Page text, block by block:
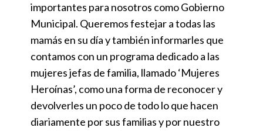
importantes para nosotros como Gobierno
Municipal. Queremos festejar a todas las
mamás en su día y también informarles que
contamos con un programa dedicado a las
mujeres jefas de familia, llamado ‘Mujeres
Heroínas’, como una forma de reconocer y
devolverles un poco de todo lo que hacen
diariamente por sus familias y por nuestro